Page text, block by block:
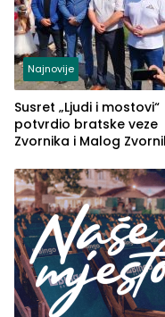
Najnovije
Susret „Ljudi i mostovi“
potvrdio bratske veze
Zvornika i Malog